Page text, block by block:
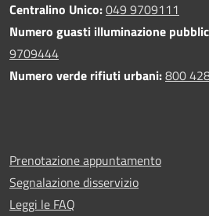
Centralino Unico:049 9709111
Numero guasti illuminazione
9709444
Numero verde rifiuti urbani:800
Prenotazione appuntamento
Segnalazione disservizio
Leggi le FAQ